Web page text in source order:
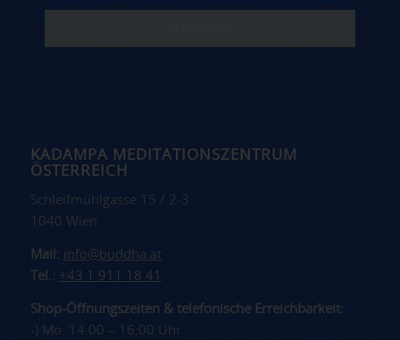
KADAMPA MEDITATIONSZENTRUM
ÖSTERREICH
Schleifmühlgasse 15 / 2-3
1040 Wien
Mail: info@buddha.at
Tel.: +43 1 911 18 41
Shop-Öffnungszeiten & telefonische Erreichbarkeit:
-) Mo: 14:00 – 16:00 Uhr